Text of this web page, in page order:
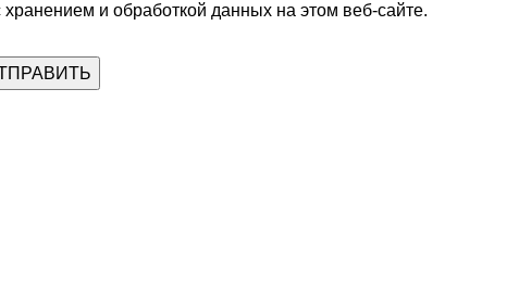
и обработкой данных на этом веб-сайте.